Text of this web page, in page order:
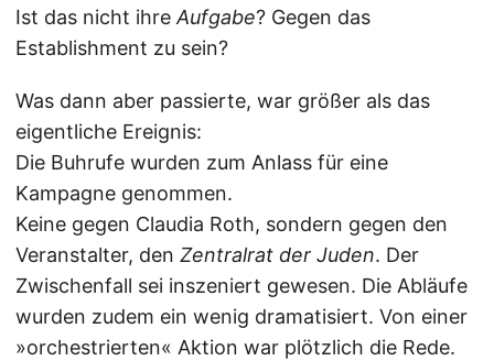
Ist das nicht ihreAufgabe? Gegen das
Establishment zu sein?
Was dann aber passierte, war größer als das
eigentliche Ereignis:
Die Buhrufe wurden zum Anlass für eine
Kampagne genommen.
Keine gegen Claudia Roth, sondern gegen den
Veranstalter, den Zentralrat der Juden. Der
Zwischenfall sei inszeniert gewesen. Die Abläufe
wurden zudem ein wenig dramatisiert. Von einer
»orchestrierten« Aktion war plötzlich die Rede.